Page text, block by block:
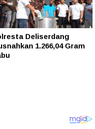
Deliserdang
1.266,04 Gram